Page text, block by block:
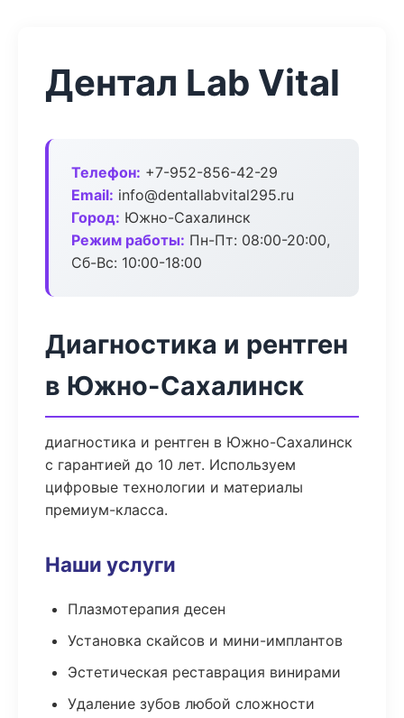
Дентал Lab Vital
Телефон: +7-952-856-42-29
Email: info@dentallabvital295.ru
Город: Южно-Сахалинск
Режим работы: Пн-Пт: 08:00-20:00,
Сб-Вс: 10:00-18:00
Диагностика и рентген
в Южно-Сахалинск
диагностика и рентген в Южно-Сахалинск
с гарантией до 10 лет. Используем
цифровые технологии и материалы
премиум-класса.
Наши услуги
Плазмотерапия десен
Установка скайсов и мини-имплантов
Эстетическая реставрация винирами
Удаление зубов любой сложности